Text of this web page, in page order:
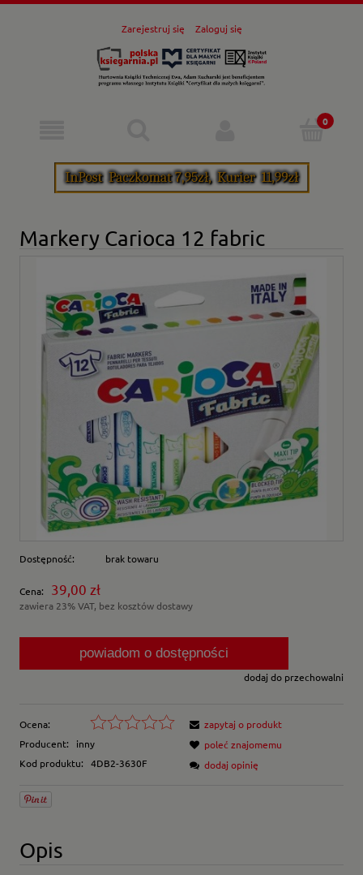
Zarejestruj się Zaloguj się
Markery Carioca 12 fabric
Dostępność: brak towaru
Cena: 39,00 zł
zawiera 23% VAT, bez kosztów dostawy
powiadom o dostępności
dodaj do przechowalni
Ocena:
Producent:
inny
Kod produktu:
4DB2-3630F
zapytaj o produkt
poleć znajomemu
dodaj opinię
Opis